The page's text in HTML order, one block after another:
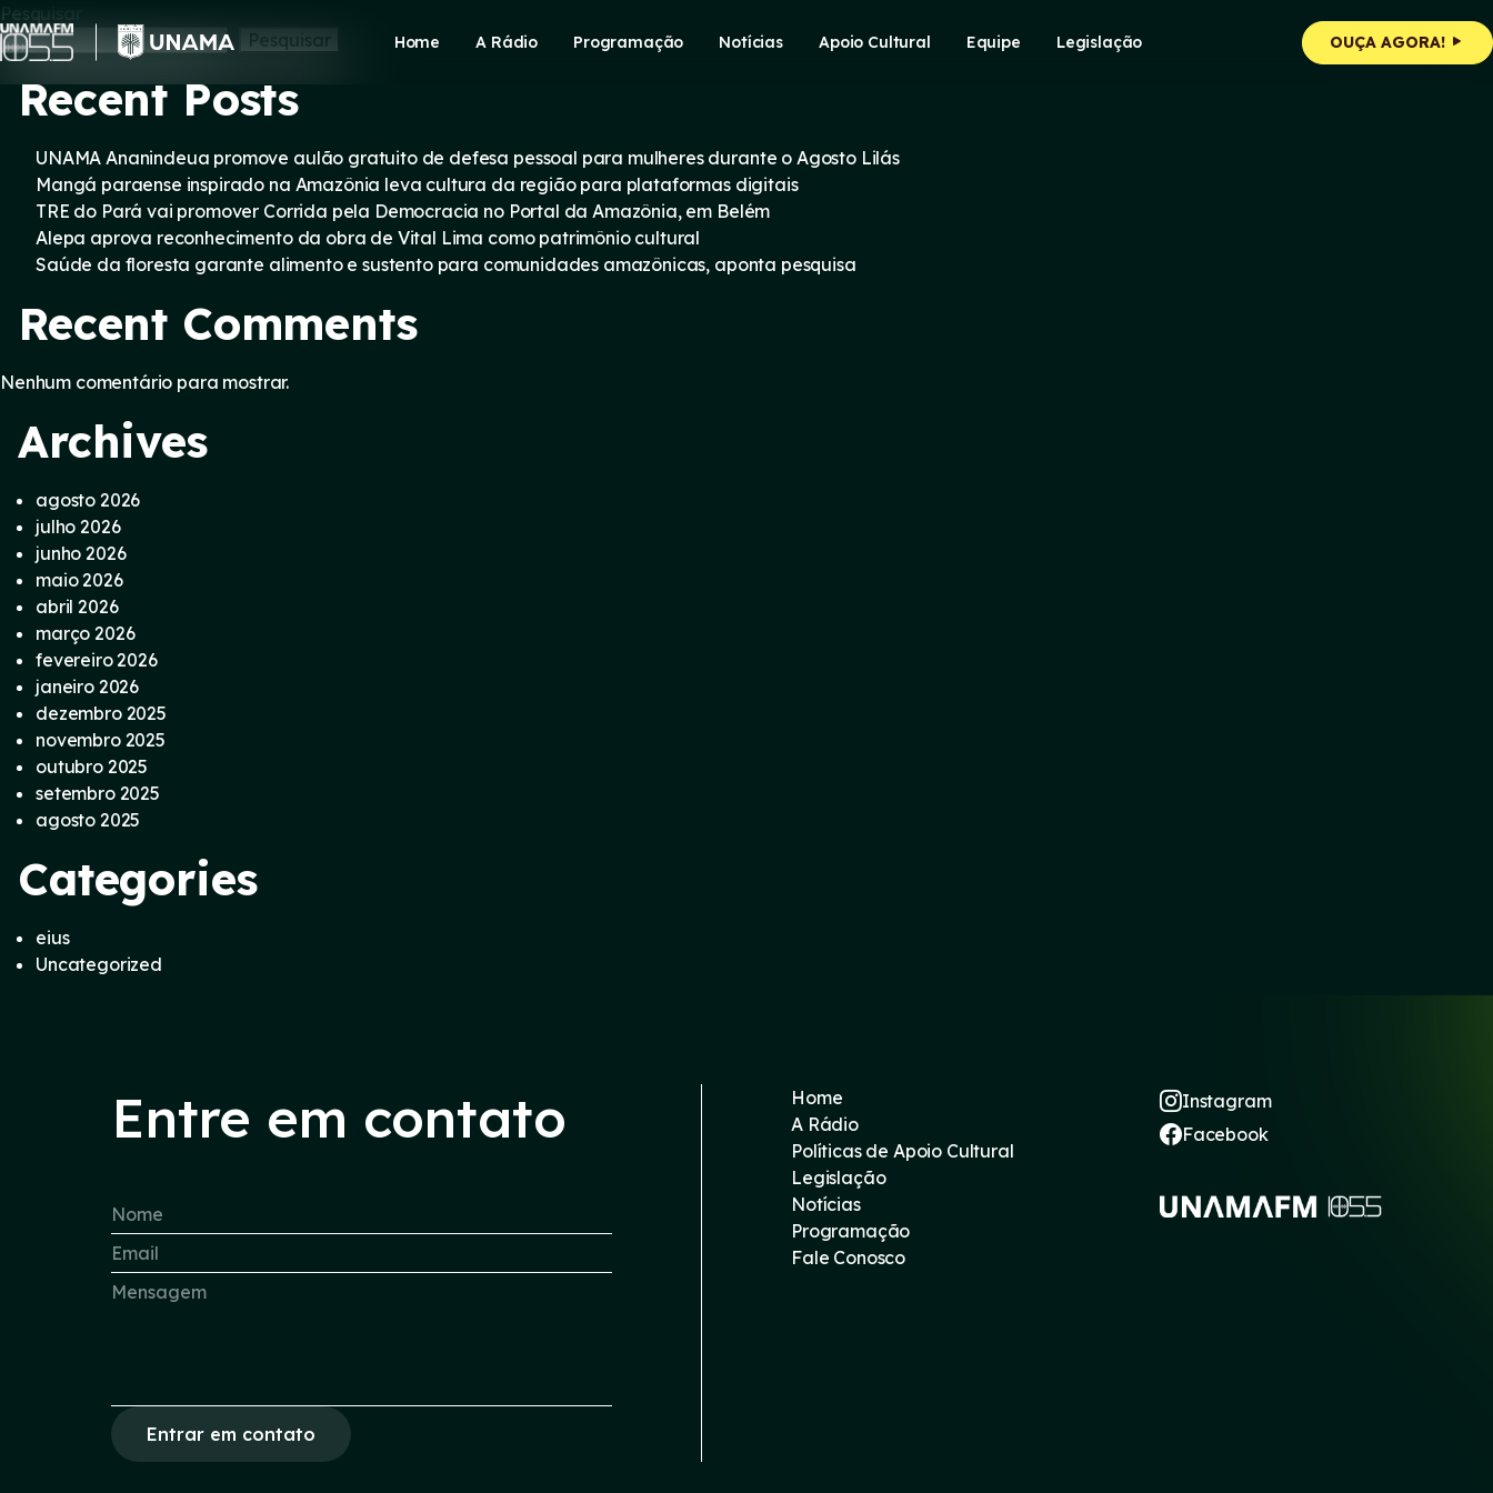
Skip
to
content
Home A Rádio Programação Notícias Apoio Cultural Equipe Legislação OUÇA AGORA!
Pesquisar
Pesquisar
Recent Posts
UNAMA Ananindeua promove aulão gratuito de defesa pessoal para mulheres durante o Agosto Lilás
Mangá paraense inspirado na Amazônia leva cultura da região para plataformas digitais
TRE do Pará vai promover Corrida pela Democracia no Portal da Amazônia, em Belém
Alepa aprova reconhecimento da obra de Vital Lima como patrimônio cultural
Saúde da floresta garante alimento e sustento para comunidades amazônicas, aponta pesquisa
Recent Comments
Nenhum comentário para mostrar.
Archives
agosto 2026
julho 2026
junho 2026
maio 2026
abril 2026
março 2026
fevereiro 2026
janeiro 2026
dezembro 2025
novembro 2025
outubro 2025
setembro 2025
agosto 2025
Categories
eius
Uncategorized
Entre em contato
Entrar em contato
Home
A Rádio
Políticas de Apoio Cultural
Legislação
Notícias
Programação
Fale Conosco
Instagram
Facebook